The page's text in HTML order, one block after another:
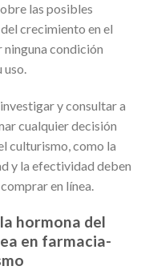
las posibles
crecimiento en el
ninguna condición
uso.
y consultar a
cualquier decisión
culturismo, como la
y la efectividad deben
en línea.
hormona del
en farmacia-